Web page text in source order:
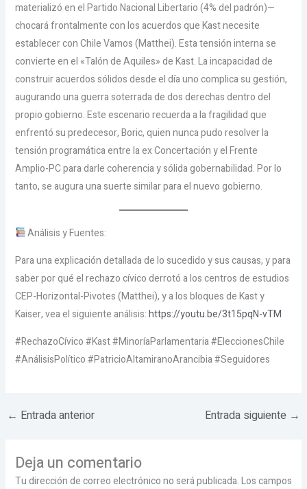
materializó en el Partido Nacional Libertario (4% del padrón)—
chocará frontalmente con los acuerdos que Kast necesite
establecer con Chile Vamos (Matthei). Esta tensión interna se
convierte en el «Talón de Aquiles» de Kast. La incapacidad de
construir acuerdos sólidos desde el día uno complica su gestión,
augurando una guerra soterrada de dos derechas dentro del
propio gobierno. Este escenario recuerda a la fragilidad que
enfrentó su predecesor, Boric, quien nunca pudo resolver la
tensión programática entre la ex Concertación y el Frente
Amplio-PC para darle coherencia y sólida gobernabilidad. Por lo
tanto, se augura una suerte similar para el nuevo gobierno.
Análisis y Fuentes:
Para una explicación detallada de lo sucedido y sus causas, y para
saber por qué el rechazo cívico derrotó a los centros de estudios
CEP-Horizontal-Pivotes (Matthei), y a los bloques de Kast y
Kaiser, vea el siguiente análisis:https://youtu.be/3t15pqN-vTM
#RechazoCívico #Kast #MinoríaParlamentaria #EleccionesChile
#AnálisisPolítico #PatricioAltamiranoArancibia #Seguidores
← Entrada anterior Entrada siguiente →
Deja un comentario
Tu dirección de correo electrónico no será publicada.Los campos